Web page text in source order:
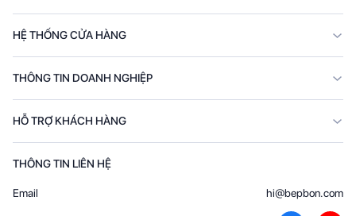
HỆ THỐNG CỬA HÀNG
THÔNG TIN DOANH NGHIỆP
HỖ TRỢ KHÁCH HÀNG
THÔNG TIN LIÊN HỆ
Email hi@bepbon.com